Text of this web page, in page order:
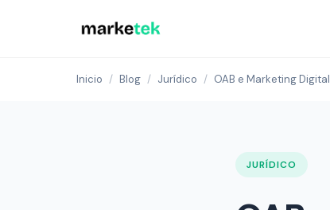
Inicio / Blog / Jurídico / OAB e Marketing
JURÍDICO